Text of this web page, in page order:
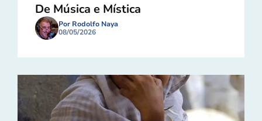
De Música e Mística
Por Rodolfo Naya
08/05/2026